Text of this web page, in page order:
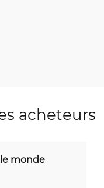
acheteurs
monde